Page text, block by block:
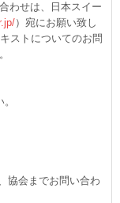
わせは、日本スイー
）宛にお願い致し
ストについてのお問
協会までお問い合わ